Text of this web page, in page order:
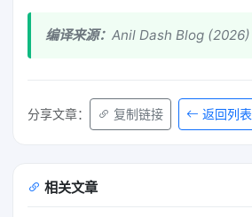
编译来源： Anil Dash Blog (2026)
分享文章： 复制链接 返回列表
相关文章